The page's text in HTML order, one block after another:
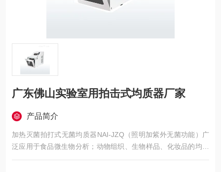
广东佛山实验室用拍击式均质器厂家
产品简介
加热灭菌拍打式无菌均质器NAI-JZQ（照明加紫外无菌功能）广
泛应用于食品微生物分析；动物组织、生物样品、化妆品的均质
处理；肉、鱼、蔬菜、水果、饼干；药品的微生物分析等。广东